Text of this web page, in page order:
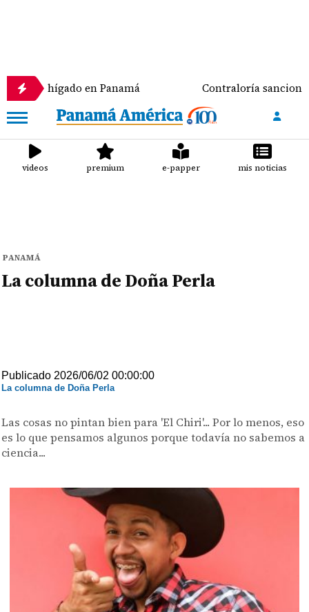
de hígado en Panamá Contraloría sanciona
videos premium e-papper mis noticias
PANAMÁ
La columna de Doña Perla
Publicado 2026/06/02 00:00:00
La columna de Doña Perla
Las cosas no pintan bien para 'El Chiri'... Por lo menos, eso
es lo que pensamos algunos porque todavía no sabemos a
ciencia...